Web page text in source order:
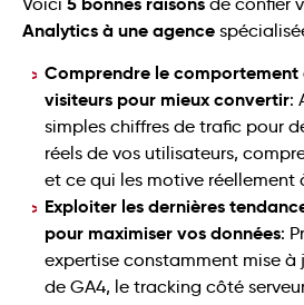
Analytics à une agence
Comprendre le comportement
visiteurs pour mieux convertir:
simples chiffres de trafic pour
réels de vos utilisateurs,
et ce qui les motive réellement
Exploiter les dernières
pour maximiser vos données:
expertise constamment mise à
de GA4, le tracking côté